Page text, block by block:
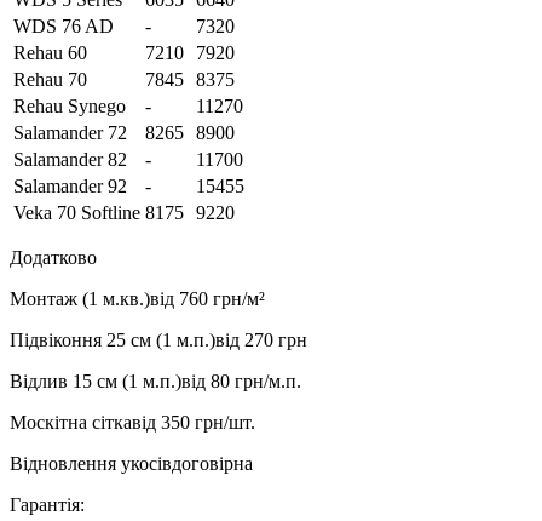
WDS 76 AD
-
7320
Rehau 60
7210
7920
Rehau 70
7845 8375
Rehau Synego
-
11270
Salamander 72
8265 8900
Salamander 82
-
11700
Salamander 92
-
15455
Veka 70 Softline 8175 9220
Додатково
Монтаж (1 м.кв.)від 760 грн/м²
Підвіконня 25 см (1 м.п.)від 270 грн
Відлив 15 см (1 м.п.)від 80 грн/м.п.
Москітна сіткавід 350 грн/шт.
Відновлення укосівдоговірна
Гарантія: